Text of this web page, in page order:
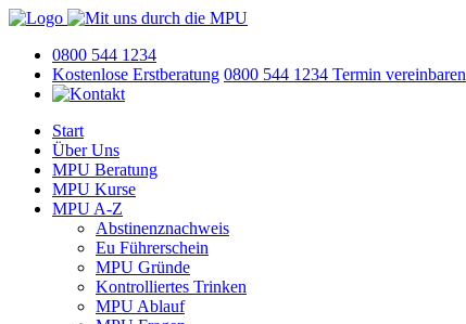
0800 544 1234
Kostenlose Erstberatung 0800 544 1234 Termin vereinbaren
Start
Über Uns
MPU Beratung
MPU Kurse
MPU A-Z
Abstinenznachweis
Eu Führerschein
MPU Gründe
Kontrolliertes Trinken
MPU Ablauf